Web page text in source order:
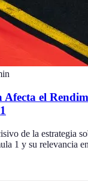
Afecta el
de la estrategia
1 y su relevancia